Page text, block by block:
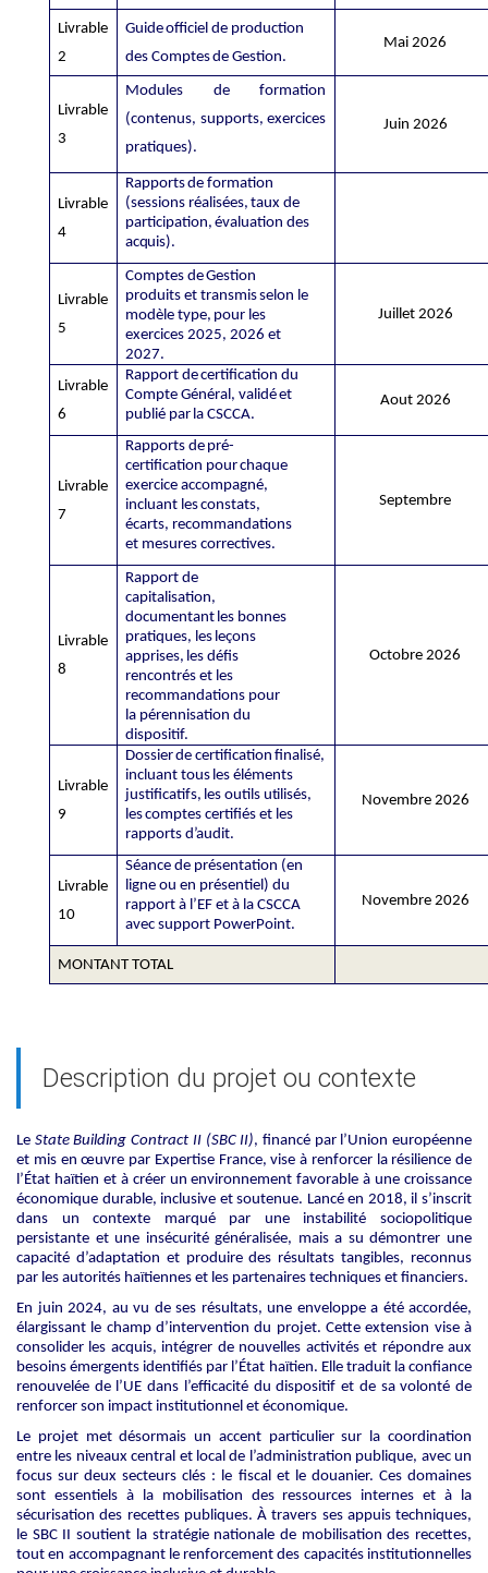
Livrable
2
Guideofficiel de production
des Comptesde Gestion.
Mai 2026
Livrable
3
Modules de
formation
(contenus, supports, exercices
pratiques).
Juin 2026
Livrable
4
Rapportsde formation
(sessions réalisées, taux de
participation, évaluation des
acquis).
Livrable
5
Comptes deGestion
produits et transmisselon le
modèle type, pour les
exercices 2025, 2026 et
2027.
Juillet 2026
Livrable
6
Rapport decertification du
Compte Général, validéet
publié par la CSCCA.
Aout 2026
Livrable
7
Rapports de pré-
certification pourchaque
exercice accompagné,
incluant lesconstats,
écarts, recommandations
et mesures correctives.
Septembre
Livrable
8
Rapport de
capitalisation,
documentant les bonnes
pratiques, les leçons
apprises, les défis
rencontrés et les
recommandations pour
la pérennisation du
dispositif.
Octobre 2026
Livrable
9
Dossierde certification finalisé,
incluant tous les éléments
justificatifs, les outils utilisés,
lescomptes certifiés et les
rapports d’audit.
Novembre 2026
Livrable
10
Séance de présentation (en
ligne ou en présentiel) du
rapport à l’EF et à la CSCCA
avec support PowerPoint.
Novembre 2026
MONTANT TOTAL
Description du projet ou contexte
Le State Building Contract II (SBC II), financé par l’Union européenne
et mis en œuvre par Expertise France, vise à renforcer la résilience de
l’État haïtien et à créer un environnement favorable à une croissance
économique durable, inclusive et soutenue. Lancé en 2018, il s’inscrit
dans un contexte marqué par une instabilité sociopolitique
persistante et une insécurité généralisée, mais a su démontrer une
capacité d’adaptation et produire des résultats tangibles, reconnus
par les autorités haïtiennes et les partenaires techniques et financiers.
En juin 2024, au vu de ses résultats, une enveloppe a été accordée,
élargissant le champ d’intervention du projet. Cette extension vise à
consolider les acquis, intégrer de nouvelles activités et répondre aux
besoins émergents identifiés par l’État haïtien. Elle traduit la confiance
renouvelée de l’UE dans l’efficacité du dispositif et de sa volonté de
renforcer son impact institutionnel et économique.
Le projet met désormais un accent particulier sur la coordination
entre les niveaux central et local de l’administration publique, avec un
focus sur deux secteurs clés : le fiscal et le douanier. Ces domaines
sont essentiels à la mobilisation des ressources internes et à la
sécurisation des recettes publiques. À travers ses appuis techniques,
le SBC II soutient la stratégie nationale de mobilisation des recettes,
tout en accompagnant le renforcement des capacités institutionnelles